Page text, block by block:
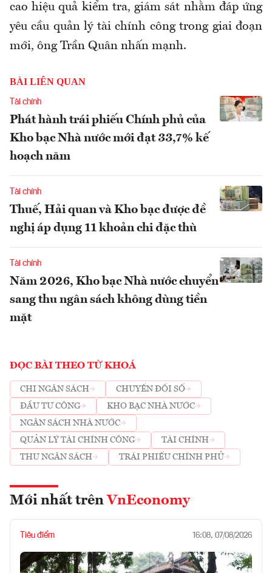
cao hiệu quả kiểm tra, giám sát nhằm đáp ứng
yêu cầu quản lý tài chính công trong giai đoạn
mới, ông Trần Quân nhấn mạnh.
BÀI LIÊN QUAN
Tài chính
Phát hành trái phiếu Chính phủ của
Kho bạc Nhà nước mới đạt 33,7% kế
hoạch năm
Tài chính
Thuế, Hải quan và Kho bạc được đề
nghị áp dụng 11 khoản chi đặc thù
Tài chính
Năm 2026, Kho bạc Nhà nước chuyển
sang thu ngân sách không dùng tiền
mặt
ĐỌC BÀI THEO TỪ KHOÁ
CHI NGÂN SÁCH
CHUYỂN ĐỔI SỐ
ĐẦU TƯ CÔNG
KHO BẠC NHÀ NƯỚC
NGÂN SÁCH NHÀ NƯỚC
QUẢN LÝ TÀI CHÍNH CÔNG
TÀI CHÍNH
THU NGÂN SÁCH
TRÁI PHIẾU CHÍNH PHỦ
Mới nhất trên VnEconomy
Tiêu điểm 16:08, 07/08/2026